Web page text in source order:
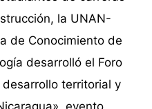
la UNAN-
de Conocimiento de
desarrolló el Foro
territorial y